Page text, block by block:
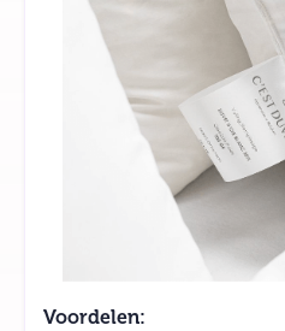
Voordelen: